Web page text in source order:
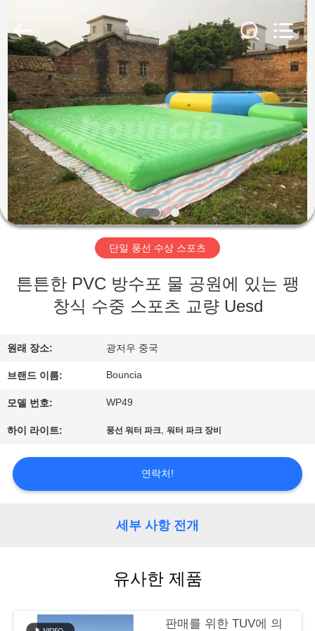
집
제
품
화
면
우
하
여
공
품
2026
Guangzhou
Bouncia
Inflatables
Factory.
Rights
Reserved.
단일 풍선 수상 스포츠
튼튼한 PVC 방수포 물 공원에 있는 팽
창식 수중 스포츠 교량 Uesd
원래 장소: 광저우 중국
브랜드 이름: Bouncia
모델 번호: WP49
하이 라이트: 풍선 워터 파크,워터 파크 장비
연락처!
세부 사항 전개
유사한 제품
판매를 위한 TUV에 의